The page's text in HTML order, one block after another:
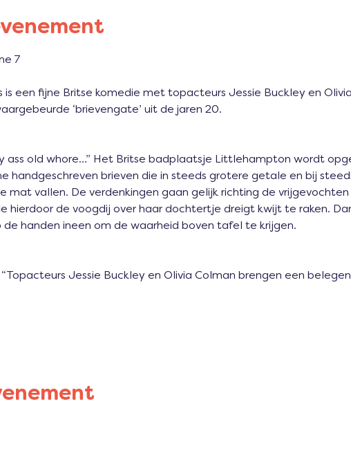
7
een fijne Britse komedie met topacteurs Jessie Buckley en
‘brievengate’ uit de jaren 20.
ass old whore…” Het Britse badplaatsje Littlehampton wordt
handgeschreven brieven die in steeds grotere getale en bij
mat vallen. De verdenkingen gaan gelijk richting de vrijgevochten
hierdoor de voogdij over haar dochtertje dreigt kwijt te raken.
de handen ineen om de waarheid boven tafel te krijgen.